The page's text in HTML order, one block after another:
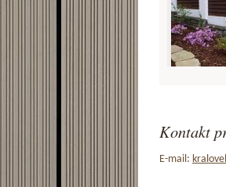
Kontakt
E-mail: